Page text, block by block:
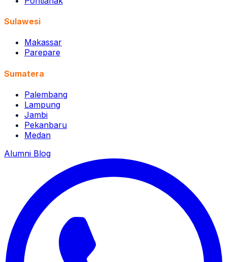
Sulawesi
Makassar
Parepare
Sumatera
Palembang
Lampung
Jambi
Pekanbaru
Medan
Alumni Blog